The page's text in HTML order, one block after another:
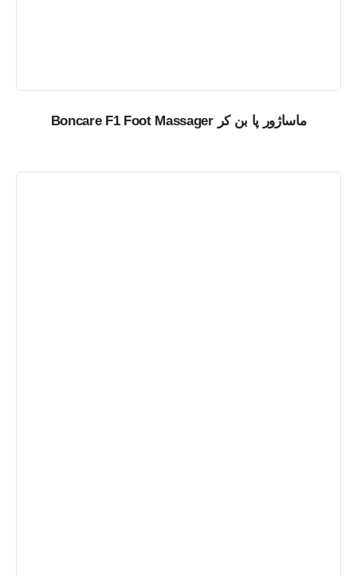
ماساژور پا بن کر Boncare F1 Foot Massager